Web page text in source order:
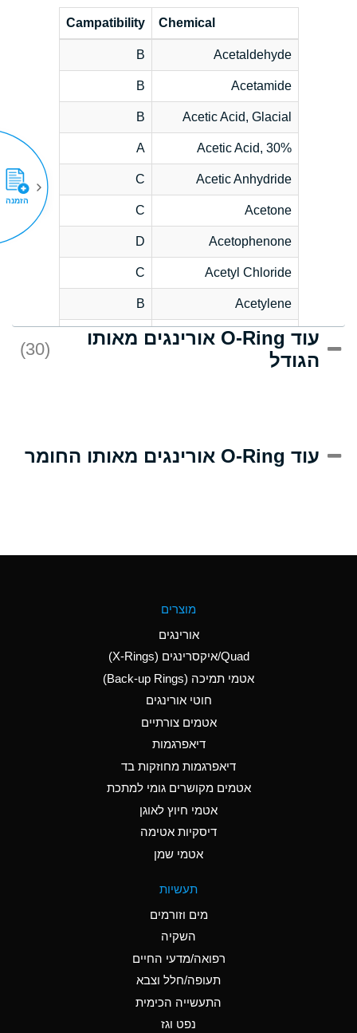
Chemical
Campatibility
Acetaldehyde
B
Acetamide
B
Acetic Acid, Glacial
B
Acetic Acid, 30%
A
Acetic Anhydride
C
Acetone
C
Acetophenone
D
Acetyl Chloride
C
Acetylene
B
Acrlylonitrile
D
Adipic Acid
(Aqueous)
Aluminum Nitrate
(Aqueous)
Aluminum Phosphate
Ammonia Anhydrous
C
Ammonia Gas (cold)
A
Ammonia Gas (hot)
Ammonium Hydroxide
A
Ammonium Nitrate
עוד O-Ring אורינגים מאותו
הגודל
(30)
עוד O-Ring אורינגים מאותו החומר
מוצרים
אורינגים
Quad/איקסרינגים (X-Rings)
אטמי תמיכה (Back-up Rings)
חוטי אורינגים
אטמים צורתיים
דיאפרגמות
דיאפרגמות מחוזקות בד
אטמים מקושרים גומי למתכת
אטמי חיוץ לאוגן
דיסקיות אטימה
אטמי שמן
תעשיות
מים וזורמים
השקיה
רפואה/מדעי החיים
תעופה/חלל וצבא
התעשייה הכימית
נפט וגז
הזמנה